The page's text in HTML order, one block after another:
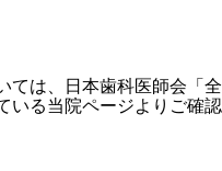
ては、日本歯科医師会「全
いる当院ページよりご確認